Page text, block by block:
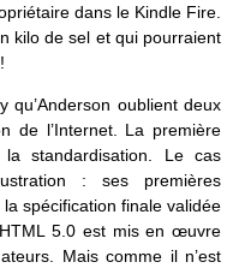
dans le Kindle Fire.
kilo de sel et qui pourraient
qu’Anderson oublient deux
de l’Internet. La première
standardisation. Le cas
: ses premières
spécification finale validée
5.0 est mis en œuvre
Mais comme il n’est